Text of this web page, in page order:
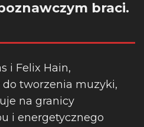
braci.
i Felix Hain,
tworzenia muzyki,
na granicy
i energetycznego